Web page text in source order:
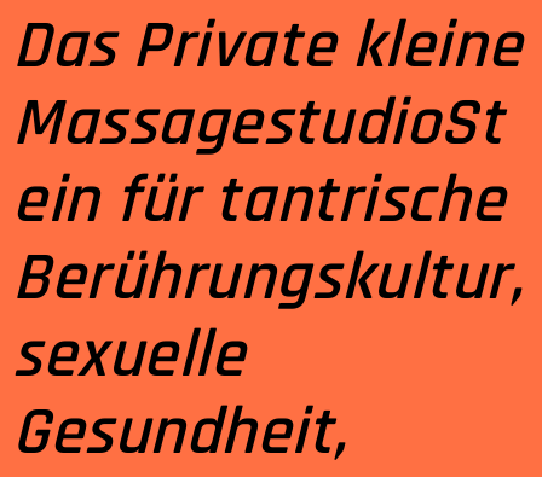
Das Private kleine
MassagestudioSt
ein für tantrische
Berührungskultur,
sexuelle
Gesundheit,